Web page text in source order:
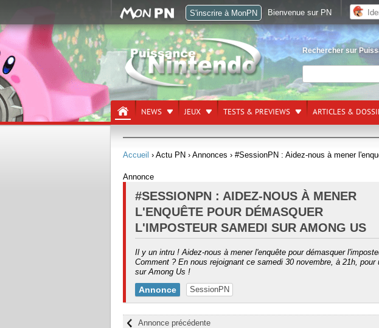
Rechercher sur
NEWS JEUX TESTS & PREVIEWS ARTICLES &
Accueil › Actu PN › Annonces › #SessionPN : Aidez-nous à mener
Annonce
#SESSIONPN : AIDEZ-NOUS À MENER
L'ENQUÊTE POUR DÉMASQUER
L'IMPOSTEUR SAMEDI SUR AMONG US
Il y un intru ! Aidez-nous à mener l'enquête pour démasquer
Comment ? En nous rejoignant ce samedi 30 novembre, à 21h,
sur Among Us !
Annonce SessionPN
Annonce précédente
S'inscrire à MonPN Bienvenue sur PN